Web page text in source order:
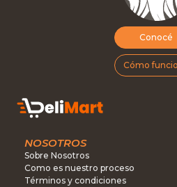
Conocé
Cómo
NOSOTROS
Sobre Nosotros
Como es nuestro proceso
Términos y condiciones